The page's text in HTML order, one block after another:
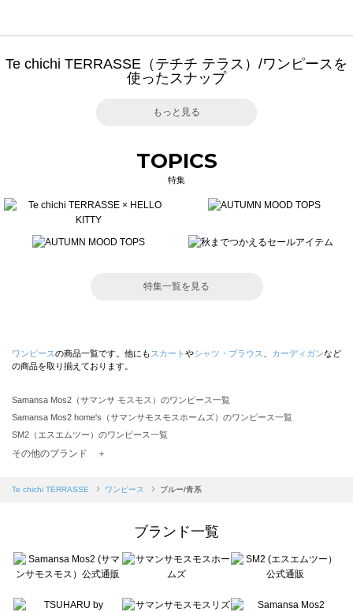
Te chichi TERRASSE（テチチ テラス）/ワンピースを
使ったスナップ
もっと見る
TOPICS
特集
特集一覧を見る
ワンピースの商品一覧です。他にも スカート やシャツ・ブラウス カーディガンなど
の商品を取り揃えております。
Samansa Mos2（サマンサ モスモス）のワンピース一覧
Samansa Mos2 home's（サマンサモスモスホームズ）のワンピース一覧
SM2（エスエムツー）のワンピース一覧
TSUHARU by Samansa Mos2（ツハルバイサマンサモスモス）のワンピース一覧
Samansa Mos2 blue（サマンサモスモス ブルー）のワンピース一覧
sō4ū（ソウフォーユー）のワンピース一覧
Te chichi（テチチ）のワンピース一覧
Te chichi CLASSIC（テチチ クラシック）のワンピース一覧
Lugnoncure（ルノンキュール）のワンピース一覧
その他のブランド ＋
Te chichi TERRASSE ワンピース ブルー/青系
ブランド一覧